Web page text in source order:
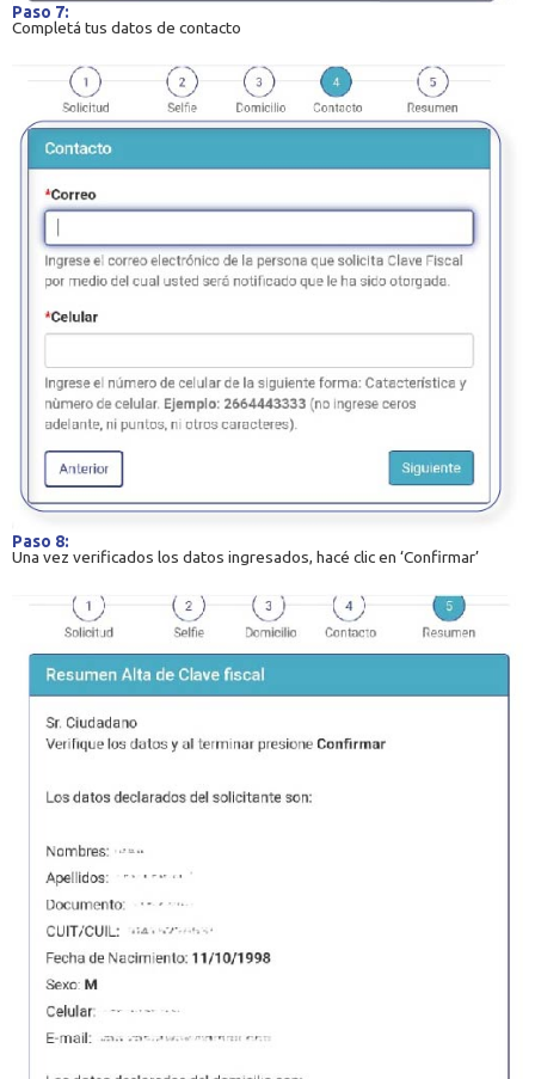
Paso 7:
Completá tus datos de contacto
Paso 8:
Una vez verificados los datos ingresados, hacé clic en ‘Confirmar’